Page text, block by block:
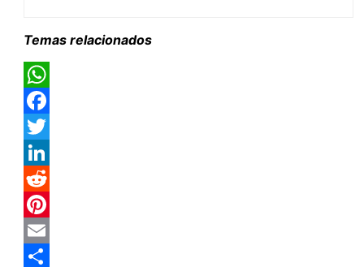
Temas relacionados
WhatsApp
Facebook
Twitter
LinkedIn
Reddit
Pinterest
Email